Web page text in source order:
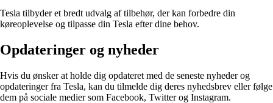
Tesla tilbyder et bredt udvalg af tilbehør, der kan forbedre din
køreoplevelse og tilpasse din Tesla efter dine behov.
Opdateringer og nyheder
Hvis du ønsker at holde dig opdateret med de seneste nyheder og
opdateringer fra Tesla, kan du tilmelde dig deres nyhedsbrev eller følge
dem på sociale medier som Facebook, Twitter og Instagram.